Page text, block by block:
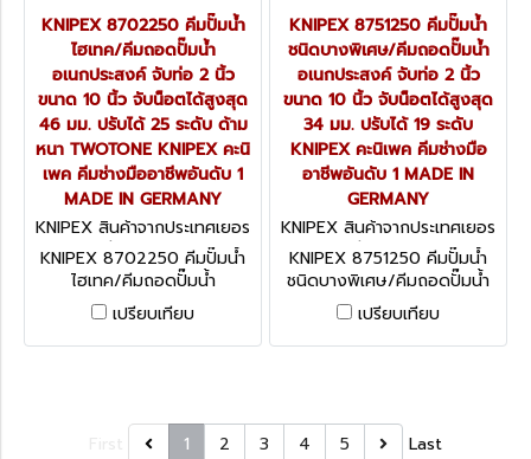
KNIPEX 8702250 คีมปั๊มน้ำ
ไฮเทค/คีมถอดปั๊มน้ำ
อเนกประสงค์ จับท่อ 2 นิ้ว
ขนาด 10 นิ้ว จับน็อตได้สูงสุด
46 มม. ปรับได้ 25 ระดับ ด้าม
หนา TWOTONE KNIPEX คะนิ
เพค คีมช่างมืออาชีพอันดับ 1
MADE IN GERMANY
KNIPEX สินค้าจากประเทศเยอร
มนี 8702250
KNIPEX 8702250 คีมปั๊มน้ำ
ไฮเทค/คีมถอดปั๊มน้ำ
อเนกประสงค์ จับท่อ 2 นิ้ว
ขนาด 10 นิ้ว จับน็อตได้สูงสุด
46 มม. ปรับได้ 25 ระดับ ด้าม
เปรียบเทียบ
KNIPEX 8751250 คีมปั๊มน้ำ
ชนิดบางพิเศษ/คีมถอดปั๊มน้ำ
อเนกประสงค์ จับท่อ 2 นิ้ว
ขนาด 10 นิ้ว จับน็อตได้สูงสุด
34 มม. ปรับได้ 19 ระดับ
KNIPEX คะนิเพค คีมช่างมือ
อาชีพอันดับ 1 MADE IN
GERMANY
KNIPEX สินค้าจากประเทศเยอร
มนี 8751250
KNIPEX 8751250 คีมปั๊มน้ำ
ชนิดบางพิเศษ/คีมถอดปั๊มน้ำ
อเนกประสงค์ จับท่อ 2 นิ้ว
ขนาด 10 นิ้ว จับน็อตได้สูงสุด
34 มม. ปรับได้ 19 ระดับ
เปรียบเทียบ
1 2 3 4 5 Last